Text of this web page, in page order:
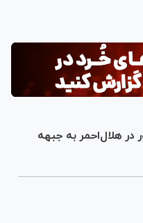
در هلال‌احمر به جبهه